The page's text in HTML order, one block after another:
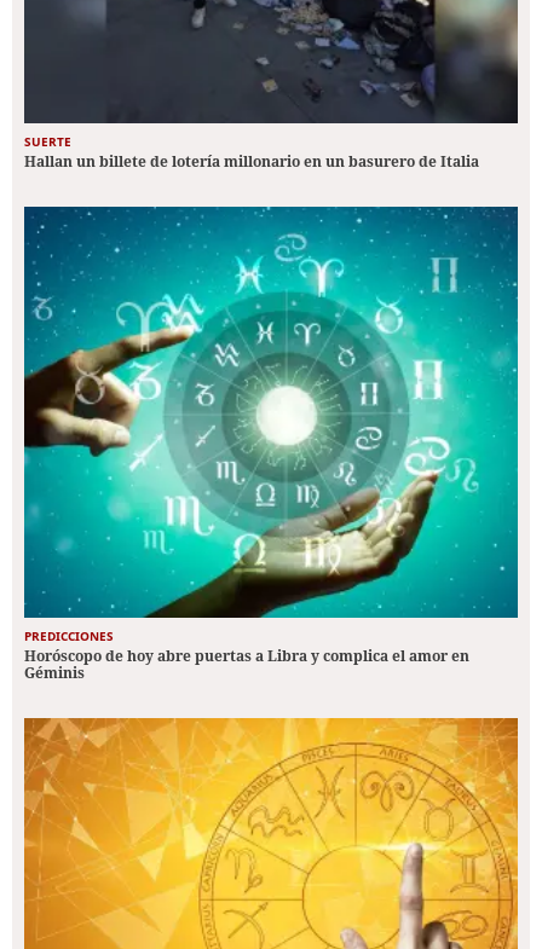
SUERTE
Hallan un billete de lotería millonario en un basurero de Italia
PREDICCIONES
Horóscopo de hoy abre puertas a Libra y complica el amor en
Géminis